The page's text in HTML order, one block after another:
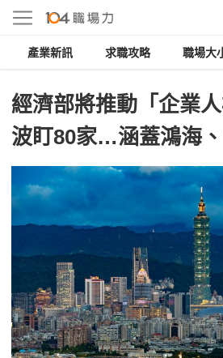
產業新訊 求職攻略 職場大
經濟部將推動「企業
波盯80家…涵蓋鴻海